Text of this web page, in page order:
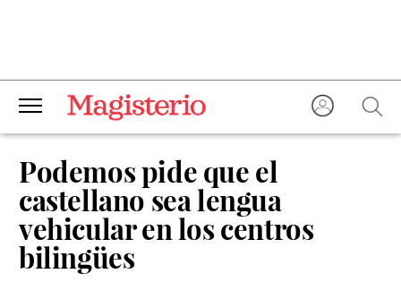
Podemos pide que el
castellano sea lengua
vehicular en los centros
bilingües